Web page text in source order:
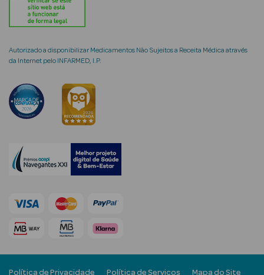
Ver Tudo
Séruns Faciais
Creme de Olhos
Anti-
Autorizado a disponibilizar Medicamentos Não Sujeitos a Receita Médica através
da Internet pelo INFARMED, I.P.
Política de Privacidade Política de Serviços Mapa do Site